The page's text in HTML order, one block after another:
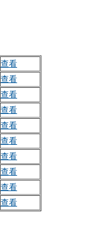
查看
查看
查看
查看
查看
查看
查看
查看
查看
查看